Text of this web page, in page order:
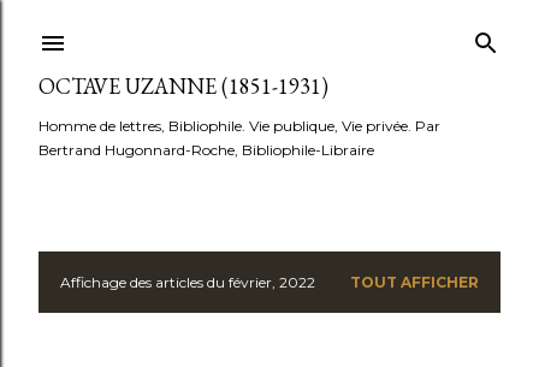
OCTAVE UZANNE (1851-1931)
Homme de lettres, Bibliophile. Vie publique, Vie privée. Par
Bertrand Hugonnard-Roche, Bibliophile-Libraire
AAffichage des articles du février, 2022 TOUT AFFICHER